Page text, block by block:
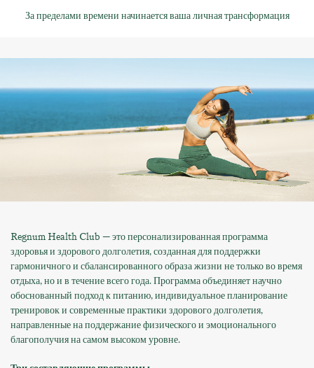
За пределами времени начинается ваша личная трансформация
Regnum Health Club — это персонализированная программа
здоровья и здорового долголетия, созданная для поддержки
гармоничного и сбалансированного образа жизни не только во время
отдыха, но и в течение всего года. Программа объединяет научно
обоснованный подход к питанию, индивидуальное планирование
тренировок и современные практики здорового долголетия,
направленные на поддержание физического и эмоционального
благополучия на самом высоком уровне.